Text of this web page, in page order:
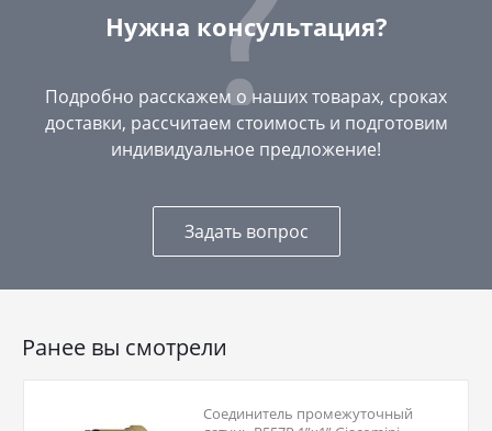
Нужна консультация?
Подробно расскажем о наших товарах, сроках
доставки, рассчитаем стоимость и подготовим
индивидуальное предложение!
Задать вопрос
Ранее вы смотрели
Соединитель промежуточный